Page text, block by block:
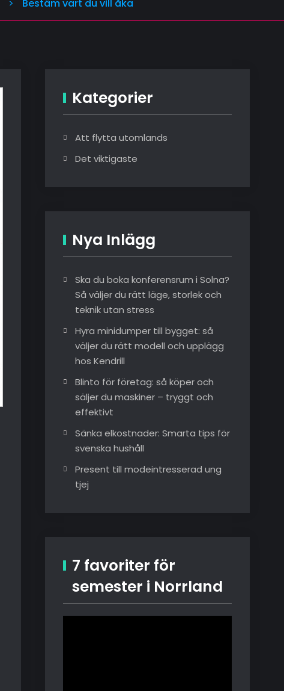
> Bestäm vart du vill åka
Kategorier
Att flytta utomlands
Det viktigaste
Nya Inlägg
Ska du boka konferensrum i Solna?
Så väljer du rätt läge, storlek och
teknik utan stress
Hyra minidumper till bygget: så
väljer du rätt modell och upplägg
hos Kendrill
Blinto för företag: så köper och
säljer du maskiner – tryggt och
effektivt
Sänka elkostnader: Smarta tips för
svenska hushåll
Present till modeintresserad ung
tjej
7 favoriter för
semester i Norrland